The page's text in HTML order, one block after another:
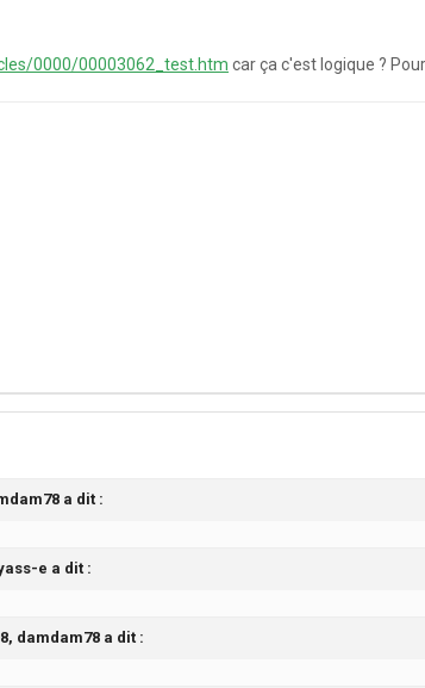
0000/00003062_test.htm car ça c'est logique ?
a dit :
e a dit :
damdam78 a dit :